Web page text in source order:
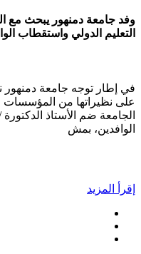
وفد جامعة دمنهور يبحث مع
التعليم الدولي واستقطاب
في إطار توجه جامعة دمنهور
على نظيراتها من المؤسسات
الجامعة ضم الأستاذ
الوافدين، بمش
إقرأ المزيد